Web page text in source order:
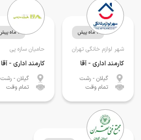
1 ماه پیش
شهر لوازم خانگی تهران
کارمند اداری - آقا
گیلان - رشت
تمام وقت
1 ماه پیش
حامیان سازه پی
کارمند اداری - آقا
گیلان - رشت
تمام وقت